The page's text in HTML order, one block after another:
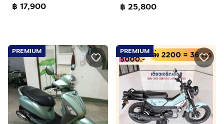
฿ 17,900 ฿ 25,800
PREMIUM PREMIUM